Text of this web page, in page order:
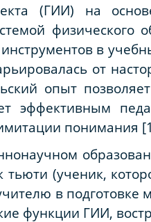
(ГИИ) на
физического
в
от
опыт
эффективным
понимания
тьюти (ученик,
в подготовке
функции ГИИ,